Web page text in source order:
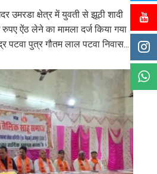
उमरडा क्षेत्र में युवती से झूठी शादी
ऐंठ लेने का मामला दर्ज किया गया
पुत्र गौतम लाल पटवा निवास...